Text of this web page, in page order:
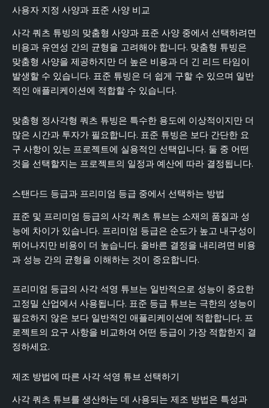
사용자 지정 사양과 표준 사양 비교
사각 쿼츠 튜빙의 맞춤형 사양과 표준 사양 중에서 선택하려면
비용과 유연성 간의 균형을 고려해야 합니다. 맞춤형 튜빙은
맞춤형 사양을 제공하지만 더 높은 비용과 더 긴 리드 타임이
발생할 수 있습니다. 표준 튜빙은 더 쉽게 구할 수 있으며 일반
적인 애플리케이션에 적합할 수 있습니다.
맞춤형 정사각형 쿼츠 튜빙은 특수한 용도에 이상적이지만 더
많은 시간과 투자가 필요합니다. 표준 튜빙은 보다 간단한 요
구 사항이 있는 프로젝트에 실용적인 선택입니다. 둘 중 어떤
것을 선택할지는 프로젝트의 일정과 예산에 따라 결정됩니다.
스탠다드 등급과 프리미엄 등급 중에서 선택하는 방법
표준 및 프리미엄 등급의 사각 쿼츠 튜브는 소재의 품질과 성
능에 차이가 있습니다. 프리미엄 등급은 순도가 높고 내구성이
뛰어나지만 비용이 더 높습니다. 올바른 결정을 내리려면 비용
과 성능 간의 균형을 이해하는 것이 중요합니다.
프리미엄 등급의 사각 석영 튜브는 일반적으로 성능이 중요한
고정밀 산업에서 사용됩니다. 표준 등급 튜브는 극한의 성능이
필요하지 않은 보다 일반적인 애플리케이션에 적합합니다. 프
로젝트의 요구 사항을 비교하여 어떤 등급이 가장 적합한지 결
정하세요.
제조 방법에 따른 사각 석영 튜브 선택하기
사각 쿼츠 튜브를 생산하는 데 사용되는 제조 방법은 특성과